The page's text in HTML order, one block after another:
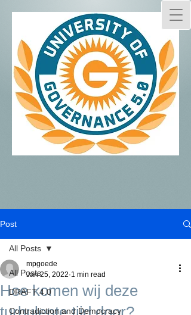
Post
All Posts
DRAFT 4.0
Contradiction and Democracy
All Posts
Hoe komen wij deze
mpgoede
Jan 25, 2022 1 min read